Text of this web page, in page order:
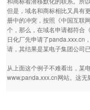
但是，域名和商标相比又具有
册中的冲突，按照《中国互联
个，那么，在域名申请都符合
日化厂先申请了panda.xxx.cn
请，其结果是某电子集团公司
从上面这个例子不难看出，某
www.panda.xxx.cn网站。这无